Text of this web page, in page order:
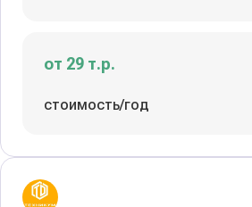
от 29 т.р.
стоимость/год